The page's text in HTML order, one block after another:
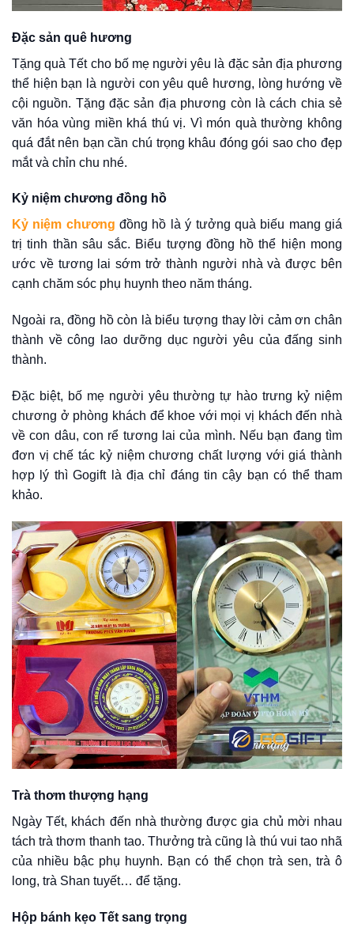
Đặc sản quê hương
Tặng quà Tết cho bố mẹ người yêu là đặc sản địa phương
thể hiện bạn là người con yêu quê hương, lòng hướng về
cội nguồn. Tặng đặc sản địa phương còn là cách chia sẻ
văn hóa vùng miền khá thú vị. Vì món quà thường không
quá đắt nên bạn cần chú trọng khâu đóng gói sao cho đẹp
mắt và chỉn chu nhé.
Kỷ niệm chương đồng hồ
Kỷ niệm chương đồng hồ là ý tưởng quà biếu mang giá
trị tinh thần sâu sắc. Biểu tượng đồng hồ thể hiện mong
ước về tương lai sớm trở thành người nhà và được bên
cạnh chăm sóc phụ huynh theo năm tháng.
Ngoài ra, đồng hồ còn là biểu tượng thay lời cảm ơn chân
thành về công lao dưỡng dục người yêu của đấng sinh
thành.
Đặc biệt, bố mẹ người yêu thường tự hào trưng kỷ niệm
chương ở phòng khách để khoe với mọi vị khách đến nhà
về con dâu, con rể tương lai của mình. Nếu bạn đang tìm
đơn vị chế tác kỷ niệm chương chất lượng với giá thành
hợp lý thì Gogift là địa chỉ đáng tin cậy bạn có thể tham
khảo.
Trà thơm thượng hạng
Ngày Tết, khách đến nhà thường được gia chủ mời nhau
tách trà thơm thanh tao. Thưởng trà cũng là thú vui tao nhã
của nhiều bậc phụ huynh. Bạn có thể chọn trà sen, trà ô
long, trà Shan tuyết… để tặng.
Hộp bánh kẹo Tết sang trọng